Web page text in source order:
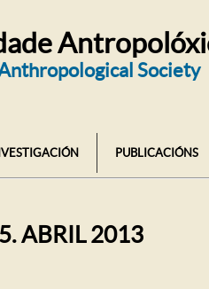
Society
PUBLICACIÓNS
ABRIL 2013